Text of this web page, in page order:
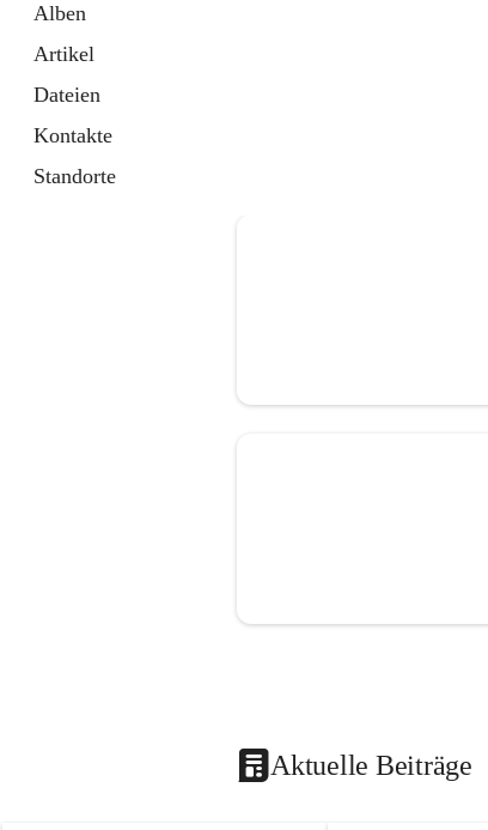
Alben
Artikel
Dateien
Kontakte
Standorte
Aktuelle Beiträge